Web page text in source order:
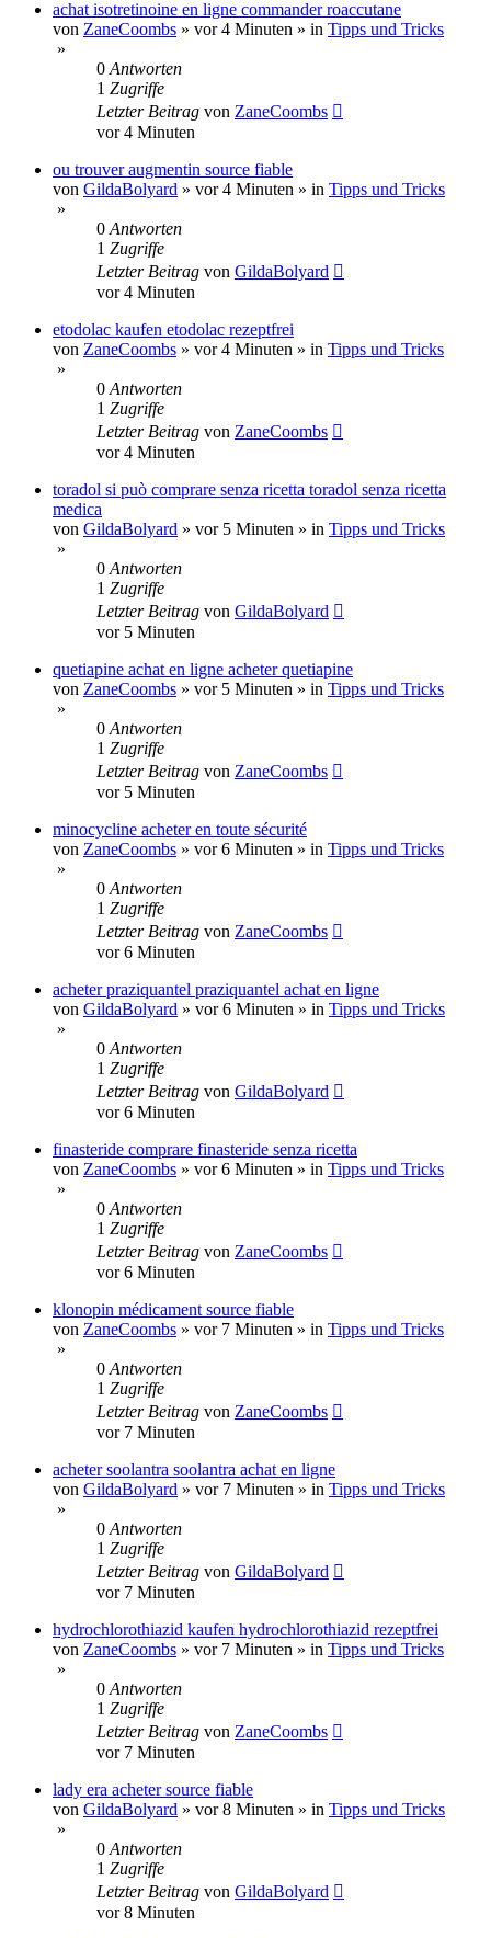
achat isotretinoine en ligne commander roaccutane
von ZaneCoombs » vor 4 Minuten » in Tipps und Tricks
»
0 Antworten
1 Zugriffe
Letzter Beitrag von ZaneCoombs
vor 4 Minuten
ou trouver augmentin source fiable
von GildaBolyard » vor 4 Minuten » in Tipps und Tricks
»
0 Antworten
1 Zugriffe
Letzter Beitrag von GildaBolyard
vor 4 Minuten
etodolac kaufen etodolac rezeptfrei
von ZaneCoombs » vor 4 Minuten » in Tipps und Tricks
»
0 Antworten
1 Zugriffe
Letzter Beitrag von ZaneCoombs
vor 4 Minuten
toradol si può comprare senza ricetta toradol senza ricetta
medica
von GildaBolyard » vor 5 Minuten » in Tipps und Tricks
»
0 Antworten
1 Zugriffe
Letzter Beitrag von GildaBolyard
vor 5 Minuten
quetiapine achat en ligne acheter quetiapine
von ZaneCoombs » vor 5 Minuten » in Tipps und Tricks
»
0 Antworten
1 Zugriffe
Letzter Beitrag von ZaneCoombs
vor 5 Minuten
minocycline acheter en toute sécurité
von ZaneCoombs » vor 6 Minuten » in Tipps und Tricks
»
0 Antworten
1 Zugriffe
Letzter Beitrag von ZaneCoombs
vor 6 Minuten
acheter praziquantel praziquantel achat en ligne
von GildaBolyard » vor 6 Minuten » in Tipps und Tricks
»
0 Antworten
1 Zugriffe
Letzter Beitrag von GildaBolyard
vor 6 Minuten
finasteride comprare finasteride senza ricetta
von ZaneCoombs » vor 6 Minuten » in Tipps und Tricks
»
0 Antworten
1 Zugriffe
Letzter Beitrag von ZaneCoombs
vor 6 Minuten
klonopin médicament source fiable
von ZaneCoombs » vor 7 Minuten » in Tipps und Tricks
»
0 Antworten
1 Zugriffe
Letzter Beitrag von ZaneCoombs
vor 7 Minuten
acheter soolantra soolantra achat en ligne
von GildaBolyard » vor 7 Minuten » in Tipps und Tricks
»
0 Antworten
1 Zugriffe
Letzter Beitrag von GildaBolyard
vor 7 Minuten
hydrochlorothiazid kaufen hydrochlorothiazid rezeptfrei
von ZaneCoombs » vor 7 Minuten » in Tipps und Tricks
»
0 Antworten
1 Zugriffe
Letzter Beitrag von ZaneCoombs
vor 7 Minuten
lady era acheter source fiable
von GildaBolyard » vor 8 Minuten » in Tipps und Tricks
»
0 Antworten
1 Zugriffe
Letzter Beitrag von GildaBolyard
vor 8 Minuten